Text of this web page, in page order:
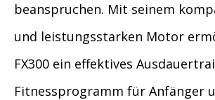
beanspruchen. Mit seinem
und leistungsstarken Motor
FX300 ein effektives
Fitnessprogramm für Anfänger